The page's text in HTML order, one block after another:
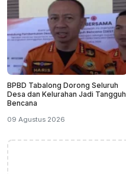
BPBD Tabalong Dorong Seluruh
Desa dan Kelurahan Jadi Tangguh
Bencana
09 Agustus 2026